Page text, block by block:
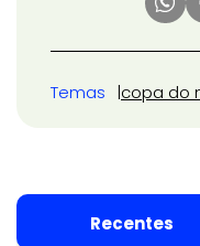
Temas copa do
Recentes